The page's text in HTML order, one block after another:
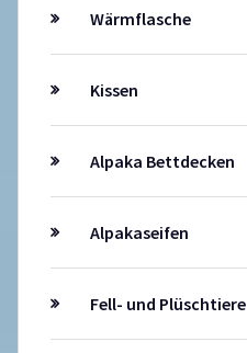
Wärmflasche
Kissen
Alpaka Bettdecken
Alpakaseifen
Fell- und Plüschtiere